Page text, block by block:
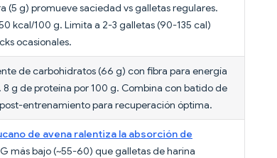
(5 g) promueve saciedad vs galletas regulares.
kcal/100 g. Limita a 2-3 galletas (90-135 cal)
ocasionales.
de carbohidratos (66 g) con fibra para energía
8 g de proteína por 100 g. Combina con batido de
entrenamiento para recuperación óptima.
de avena ralentiza la absorción de
más bajo (~55-60) que galletas de harina